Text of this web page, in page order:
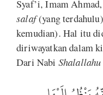
Syaf’i, Imam
salaf(yang
kemudian). Hal itu
diriwayatkan dalam
Dari Nabi